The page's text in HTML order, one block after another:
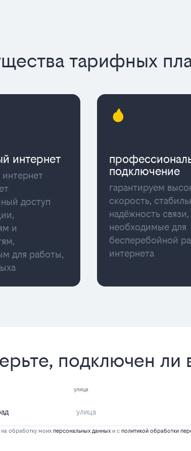
тарифных
интернет
доступ
и
для работы,
подключение
гарантируем
скорость,
надёжность связи,
необходимые для
бесперебойной
интернета
подключен ли
улица
на обработку моих персональных данных и с политикой обработки